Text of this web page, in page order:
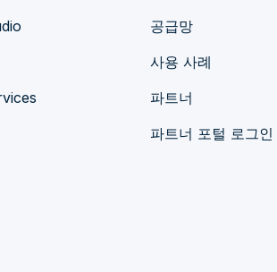
공급망
사용 사례
파트너
파트너 포털 로그인